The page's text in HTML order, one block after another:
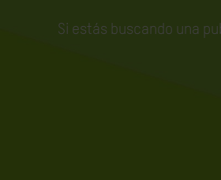
Si estás buscando una